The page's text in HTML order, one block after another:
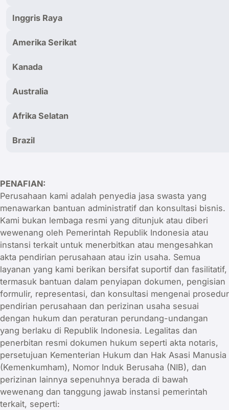
Inggris Raya
Amerika Serikat
Kanada
Australia
Afrika Selatan
Brazil
PENAFIAN:
Perusahaan kami adalah penyedia jasa swasta yang
menawarkan bantuan administratif dan konsultasi bisnis.
Kami bukan lembaga resmi yang ditunjuk atau diberi
wewenang oleh Pemerintah Republik Indonesia atau
instansi terkait untuk menerbitkan atau mengesahkan
akta pendirian perusahaan atau izin usaha. Semua
layanan yang kami berikan bersifat suportif dan fasilitatif,
termasuk bantuan dalam penyiapan dokumen, pengisian
formulir, representasi, dan konsultasi mengenai prosedur
pendirian perusahaan dan perizinan usaha sesuai
dengan hukum dan peraturan perundang-undangan
yang berlaku di Republik Indonesia. Legalitas dan
penerbitan resmi dokumen hukum seperti akta notaris,
persetujuan Kementerian Hukum dan Hak Asasi Manusia
(Kemenkumham), Nomor Induk Berusaha (NIB), dan
perizinan lainnya sepenuhnya berada di bawah
wewenang dan tanggung jawab instansi pemerintah
terkait, seperti: